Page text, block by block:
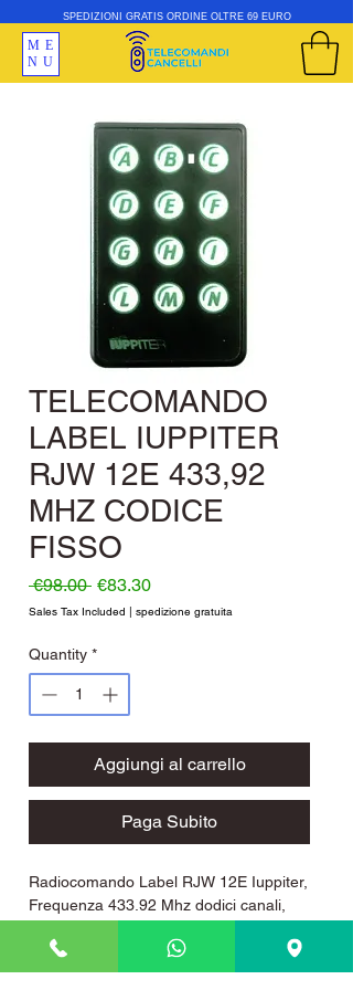
ME
NU
SPEDIZIONI GRATIS ORDINE OLTRE 69 EURO
TELECOMANDO
LABEL IUPPITER
RJW 12E 433,92
MHZ CODICE
FISSO
€98.00 Regular Price
€83.30Sale Price
Sales Tax Included spedizione gratuita
Quantity *
Aggiungi al carrello
Paga Subito
Radiocomando Label RJW 12E Iuppiter,
Frequenza 433.92 Mhz dodici canali,
switch. Questo telecomando viene
utilizzato anche per movimentare